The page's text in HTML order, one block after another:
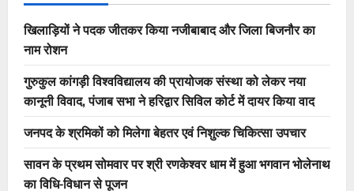
खिलाड़ियों ने पदक जीतकर किया नजीबाबाद और जिला बिजनौर का
नाम रोशन
गुरुकुल कांगड़ी विश्वविद्यालय की प्रायोजक संस्था को लेकर नया
कानूनी विवाद, पंजाब सभा ने हरिद्वार सिविल कोर्ट में दायर किया वाद
जनपद के श्रमिकों को मिलेगा बेहतर एवं निशुल्क चिकित्सा उपचार
सावन के प्रथम सोमवार पर श्री रणकेश्वर धाम में हुआ भगवान भोलेनाथ
का विधि-विधान से पूजन